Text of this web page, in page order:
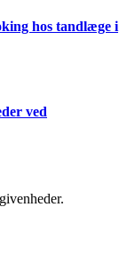
hos tandlæge i
ved